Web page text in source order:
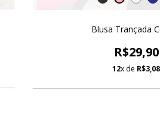
Blusa Trançada
R$29,90
12x de R$3,08